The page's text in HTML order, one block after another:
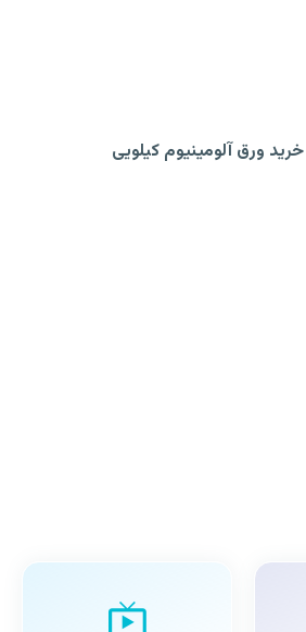
ورق آلومینیوم کیلویی